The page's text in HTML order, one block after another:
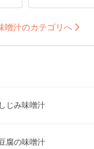
噌汁のカテゴリへ
しじみ味噌汁
腐の味噌汁